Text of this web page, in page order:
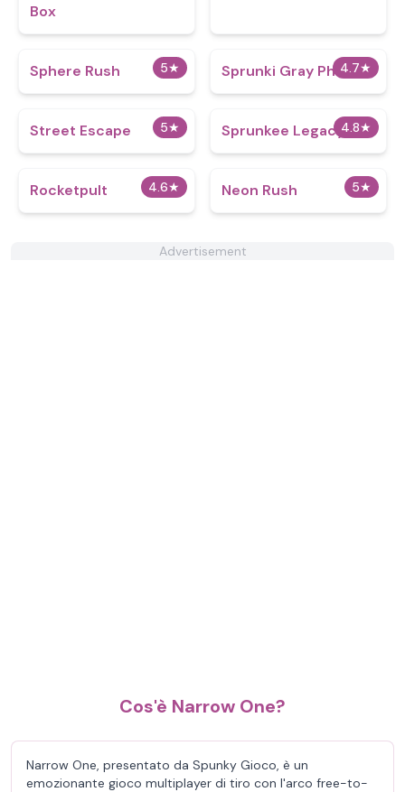
Box
5★
Sphere Rush 4.7★
Sprunki Gray Phase 2
5★
Street Escape 4.8★
Sprunkee Legacy
4.6★
Rocketpult 5★
Neon Rush
Advertisement
Cos'è Narrow One?
Narrow One, presentato da Spunky Gioco, è un
emozionante gioco multiplayer di tiro con l'arco free-to-